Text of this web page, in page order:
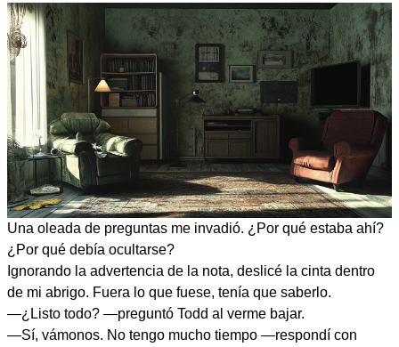
Una oleada de preguntas me invadió. ¿Por qué estaba ahí?
¿Por qué debía ocultarse?
Ignorando la advertencia de la nota, deslicé la cinta dentro
de mi abrigo. Fuera lo que fuese, tenía que saberlo.
—¿Listo todo? —preguntó Todd al verme bajar.
—Sí, vámonos. No tengo mucho tiempo —respondí con